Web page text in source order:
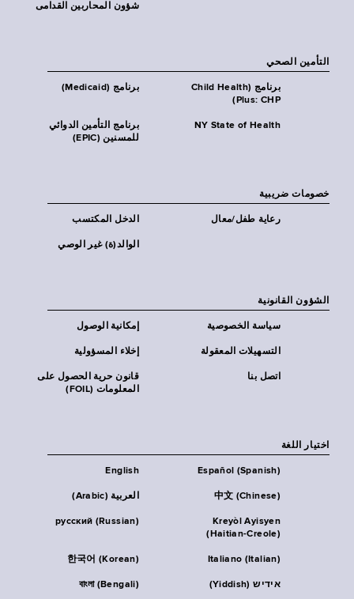
شؤون المحاربين القدامى
التأمين الصحي
برنامج (Medicaid)
برنامج (Child Health
Plus: CHP)
برنامج التأمين الدوائي
للمسنين (EPIC)
NY State of Health
خصومات ضريبية
الدخل المكتسب رعاية طفل/معال
الوالد(ة) غير الوصي
الشؤون القانونية
إمكانية الوصول سياسة الخصوصية
إخلاء المسؤولية التسهيلات المعقولة
قانون حرية الحصول على
المعلومات (FOIL)
اتصل بنا
اختيار اللغة
English Español (Spanish)
العربية (Arabic) 中文 (Chinese)
русский (Russian)
Kreyòl Ayisyen
(Haitian-Creole)
한국어 (Korean) Italiano (Italian)
বাংলা (Bengali) אידיש (Yiddish)